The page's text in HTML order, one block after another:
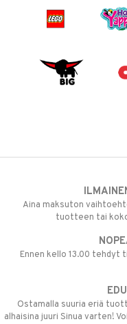
Aina maksuton
tuotteen tai
Ennen kello 13.00 tehdyt
Ostamalla suuria eriä
alhaisina juuri Sinua varten!